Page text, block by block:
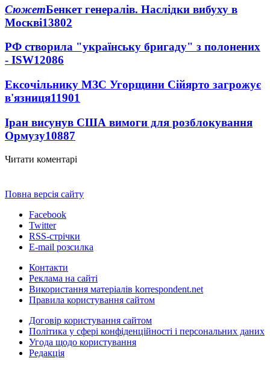
СюжетБенкет генералів. Наслідки вибуху в
Москві13802
РФ створила "українську бригаду" з полонених
- ISW12086
Ексочільнику МЗС Угорщини Сійярто загрожує
в'язниця11901
Іран висунув США вимоги для розблокування
Ормузу10887
Читати коментарі
Повна версія сайту
Facebook
Twitter
RSS-стрічки
E-mail розсилка
Контакти
Реклама на сайті
Використання матеріалів korrespondent.net
Правила користування сайтом
Договір користування сайтом
Політика у сфері конфіденційності і персональних даних
Угода щодо користування
Редакція